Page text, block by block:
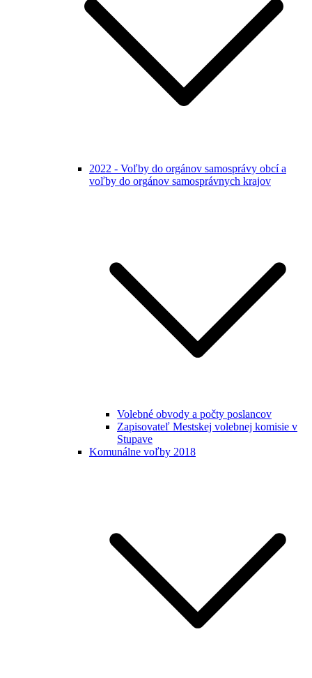
2022 - Voľby do orgánov samosprávy obcí a
voľby do orgánov samosprávnych krajov
Volebné obvody a počty poslancov
Zapisovateľ Mestskej volebnej komisie v
Stupave
Komunálne voľby 2018